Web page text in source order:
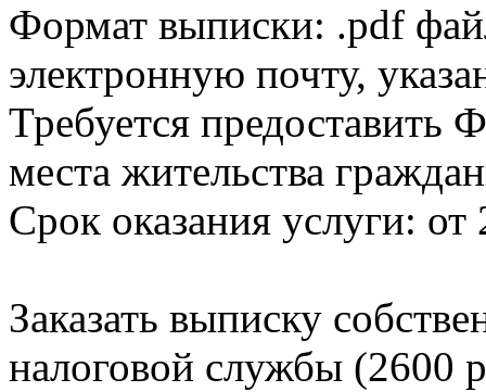
Формат выписки: .pdf
электронную почту,
Требуется
места жительства
Срок оказания услуги: от
Заказать выписку
налоговой службы (2600